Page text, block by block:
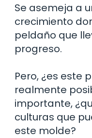
Se asemeja a
crecimiento
peldaño que
progreso.
Pero, ¿es este
realmente
importante,
culturas que
este molde?